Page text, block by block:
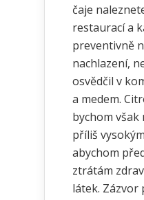
čaje
restaurací a
preventivně
nachlazení,
osvědčil v
a medem.
bychom však
příliš
abychom
ztrátám
látek. Zázvor